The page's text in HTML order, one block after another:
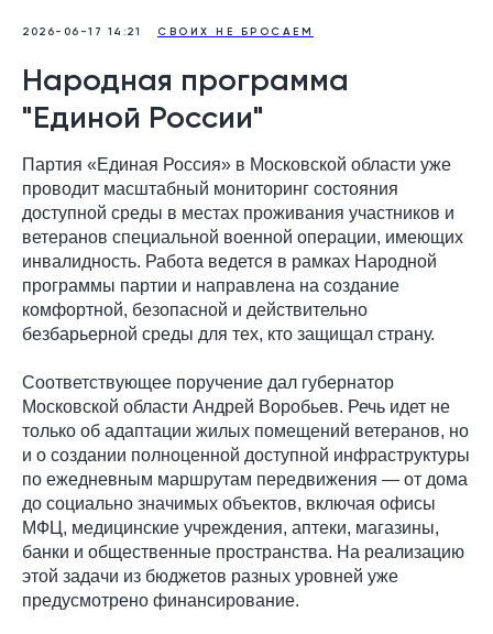
2026-06-17 14:21 СВОИХ НЕ БРОСАЕМ
Народная программа
"Единой России"
Партия «Единая Россия» в Московской области уже
проводит масштабный мониторинг состояния
доступной среды в местах проживания участников и
ветеранов специальной военной операции, имеющих
инвалидность. Работа ведется в рамках Народной
программы партии и направлена на создание
комфортной, безопасной и действительно
безбарьерной среды для тех, кто защищал страну.
Соответствующее поручение дал губернатор
Московской области Андрей Воробьев. Речь идет не
только об адаптации жилых помещений ветеранов, но
и о создании полноценной доступной инфраструктуры
по ежедневным маршрутам передвижения — от дома
до социально значимых объектов, включая офисы
МФЦ, медицинские учреждения, аптеки, магазины,
банки и общественные пространства. На реализацию
этой задачи из бюджетов разных уровней уже
предусмотрено финансирование.